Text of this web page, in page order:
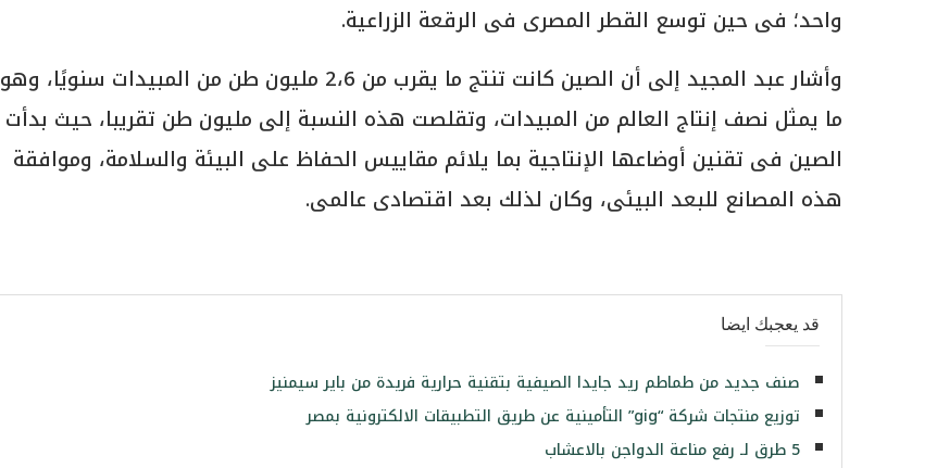
واحد؛ فى حين توسع القطر المصرى فى الرقعة الزراعية.
وأشار عبد المجيد إلى أن الصين كانت تنتج ما يقرب من 2،6 مليون طن من المبيدات سنويًا، وهو
ما يمثل نصف إنتاج العالم من المبيدات، وتقلصت هذه النسبة إلى مليون طن تقريبا، حيث بدأت
الصين فى تقنين أوضاعها الإنتاجية بما يلائم مقاييس الحفاظ على البيئة والسلامة، وموافقة
هذه المصانع للبعد البيئى، وكان لذلك بعد اقتصادى عالمى.
قد يعجبك ايضا
صنف جديد من طماطم ريد جايدا الصيفية بتقنية حرارية فريدة من باير سيمنيز
توزيع منتجات شركة “gig” التأمينية عن طريق التطبيقات الالكترونية بمصر
5 طرق لـ رفع مناعة الدواجن بالاعشاب